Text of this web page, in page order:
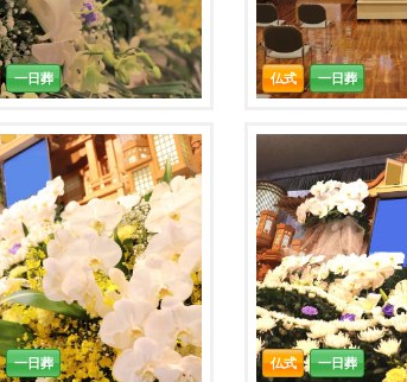
一日葬 仏式 一日葬
一日葬 仏式 一日葬